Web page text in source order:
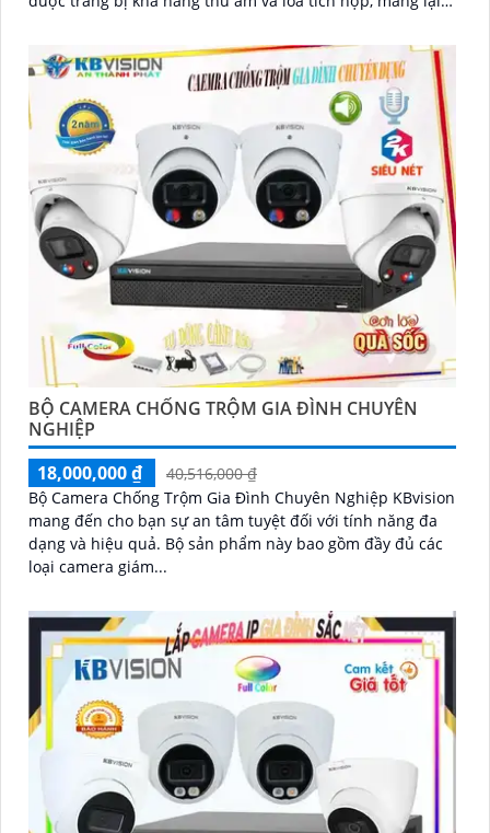
BỘ CAMERA CHỐNG TRỘM GIA ĐÌNH CHUYÊN
NGHIỆP
18,000,000 ₫
40,516,000 ₫
Bộ Camera Chống Trộm Gia Đình Chuyên Nghiệp KBvision
mang đến cho bạn sự an tâm tuyệt đối với tính năng đa
dạng và hiệu quả. Bộ sản phẩm này bao gồm đầy đủ các
loại camera giám...